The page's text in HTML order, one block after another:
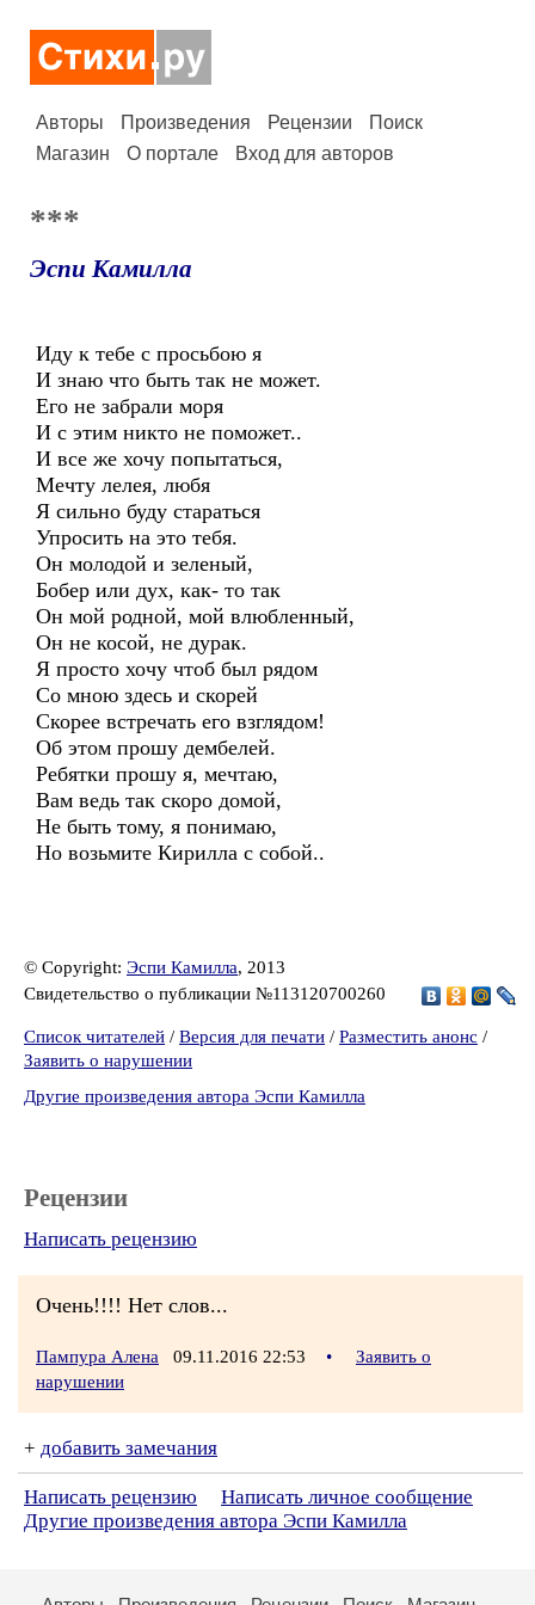
Авторы Произведения Рецензии
Поиск
Магазин
О портале Вход для авторов
***
Эспи Камилла
Иду к тебе с просьбою я
И знаю что быть так не может.
Его не забрали моря
И с этим никто не поможет..
И все же хочу попытаться,
Мечту лелея, любя
Я сильно буду стараться
Упросить на это тебя.
Он молодой и зеленый,
Бобер или дух, как- то так
Он мой родной, мой влюбленный,
Он не косой, не дурак.
Я просто хочу чтоб был рядом
Со мною здесь и скорей
Скорее встречать его взглядом!
Об этом прошу дембелей.
Ребятки прошу я, мечтаю,
Вам ведь так скоро домой,
Не быть тому, я понимаю,
Но возьмите Кирилла с собой..
© Copyright: Эспи Камилла, 2013
Свидетельство о публикации №113120700260
Список читателей / Версия для печати / Разместить анонс /
Заявить о нарушении
Другие произведения автора Эспи Камилла
Рецензии
Написать рецензию
Очень!!!! Нет слов...
Пампура Алена 09.11.2016 22:53 •
Заявить о
нарушении
+ добавить замечания
Написать рецензию
Написать личное сообщение
Другие произведения автора Эспи Камилла